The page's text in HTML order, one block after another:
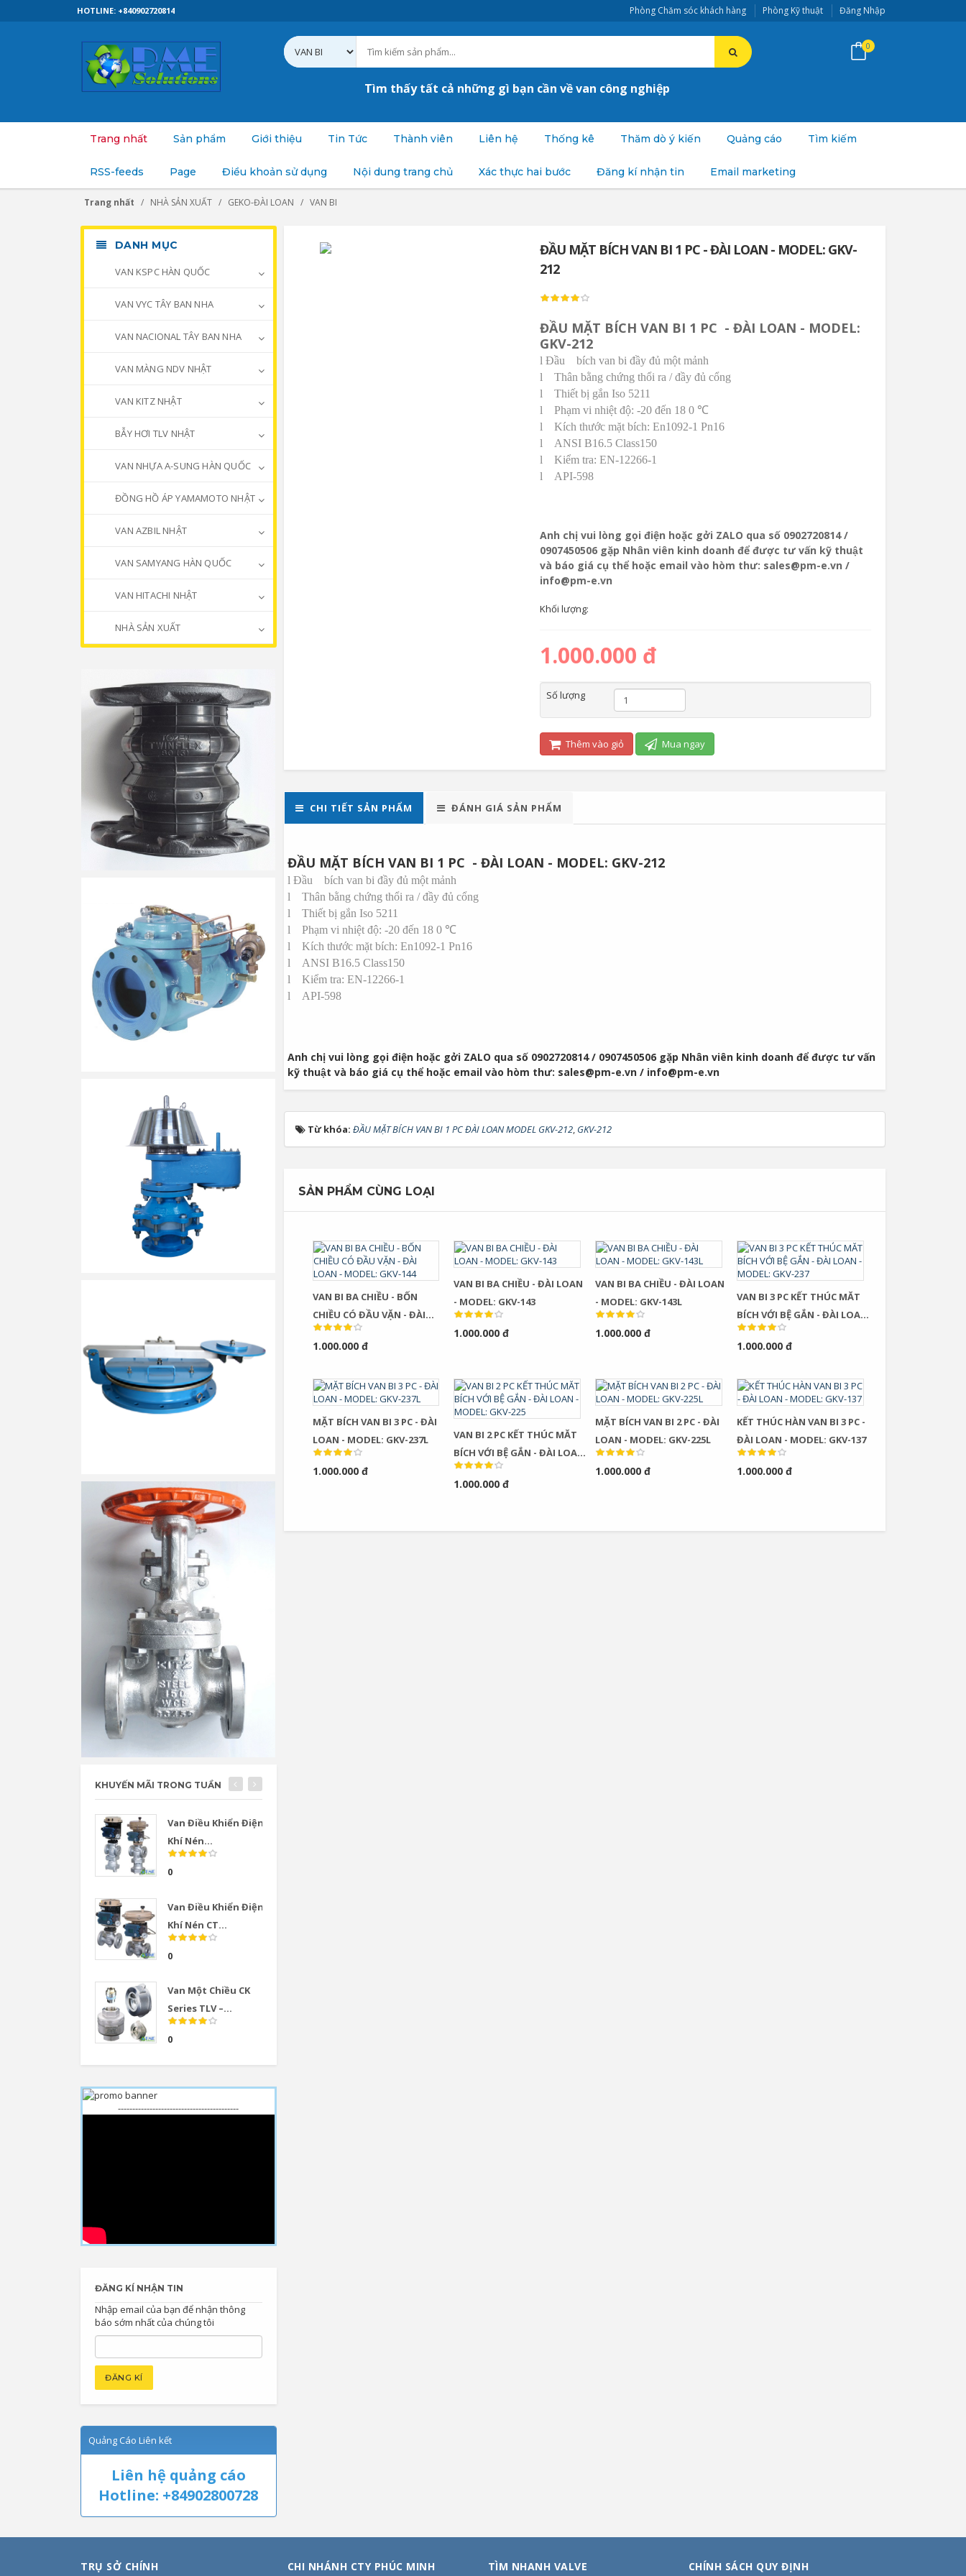
Phòng Chăm sóc khách hàng Phòng Kỹ thuật Đăng Nhập
HOTLINE: +840902720814
Tìm thấy tất cả những gì bạn cần về van công nghiệp
0
Trang nhất Sản phẩm Giới thiệu Tin Tức Thành viên Liên hệ Thống kê Thăm dò ý kiến Quảng cáo Tìm kiếm
RSS-feeds Page Điều khoản sử dụng Nội dung trang chủ Xác thực hai bước Đăng kí nhận tin Email marketing
Trang nhất NHÀ SẢN XUẤT GEKO-ĐÀI LOAN VAN BI
ĐẦU MẶT BÍCH VAN BI 1 PC - ĐÀI LOAN - MODEL: GKV-
212
ĐẦU MẶT BÍCH VAN BI 1 PC - ĐÀI LOAN - MODEL:
GKV-212
l Đầu
bích van bi đầy đủ một mảnh
l
Thân bằng chứng thổi ra / đầy đủ cổng
l
Thiết bị gắn Iso 5211
l
Phạm vi nhiệt độ: -20 đến 18 0 ℃
l
Kích thước mặt bích: En1092-1 Pn16
l
ANSI B16.5 Class150
l
Kiểm tra: EN-12266-1
l
API-598
Anh chị vui lòng gọi điện hoặc gởi ZALO qua số 0902720814 /
0907450506 gặp Nhân viên kinh doanh để được tư vấn kỹ thuật
và báo giá cụ thể hoặc email vào hòm thư: sales@pm-e.vn /
info@pm-e.vn
Khối lượng:
1.000.000 đ
Số lượng
Thêm vào giỏ Mua ngay
CHI TIẾT SẢN PHẨM ĐÁNH GIÁ SẢN PHẨM
ĐẦU MẶT BÍCH VAN BI 1 PC - ĐÀI LOAN - MODEL: GKV-212
l Đầu
bích van bi đầy đủ một mảnh
l
Thân bằng chứng thổi ra / đầy đủ cổng
l
Thiết bị gắn Iso 5211
l
Phạm vi nhiệt độ: -20 đến 18 0 ℃
l
Kích thước mặt bích: En1092-1 Pn16
l
ANSI B16.5 Class150
l
Kiểm tra: EN-12266-1
l
API-598
Anh chị vui lòng gọi điện hoặc gởi ZALO qua số 0902720814 / 0907450506 gặp Nhân viên kinh doanh để được tư vấn
kỹ thuật và báo giá cụ thể hoặc email vào hòm thư: sales@pm-e.vn / info@pm-e.vn
Từ khóa: ĐẦU MẶT BÍCH VAN BI 1 PC ĐÀI LOAN MODEL GKV-212, GKV-212
SẢN PHẨM CÙNG LOẠI
VAN BI BA CHIỀU - BỐN
CHIỀU CÓ ĐẦU VẶN - ĐÀI
LOAN - MODEL: GKV-144
1.000.000 đ
VAN BI BA CHIỀU - ĐÀI LOAN
- MODEL: GKV-143
1.000.000 đ
VAN BI BA CHIỀU - ĐÀI LOAN
- MODEL: GKV-143L
1.000.000 đ
VAN BI 3 PC KẾT THÚC MĂT
BÍCH VỚI BỆ GẮN - ĐÀI LOAN
- MODEL: GKV-237
1.000.000 đ
MẶT BÍCH VAN BI 3 PC - ĐÀI
LOAN - MODEL: GKV-237L
1.000.000 đ
VAN BI 2 PC KẾT THÚC MĂT
BÍCH VỚI BỆ GẮN - ĐÀI LOAN
- MODEL: GKV-225
1.000.000 đ
MẶT BÍCH VAN BI 2 PC - ĐÀI
LOAN - MODEL: GKV-225L
1.000.000 đ
KẾT THÚC HÀN VAN BI 3 PC -
ĐÀI LOAN - MODEL: GKV-137
1.000.000 đ
DANH MỤC
VAN KSPC HÀN QUỐC
VAN VYC TÂY BAN NHA
VAN NACIONAL TÂY BAN NHA
VAN MÀNG NDV NHẬT
VAN KITZ NHẬT
BẪY HƠI TLV NHẬT
VAN NHỰA A-SUNG HÀN QUỐC
ĐỒNG HỒ ÁP YAMAMOTO NHẬT
VAN AZBIL NHẬT
VAN SAMYANG HÀN QUỐC
VAN HITACHI NHẬT
NHÀ SẢN XUẤT
KHUYẾN MÃI TRONG TUẦN
Van Điều Khiển Điện
Khí Nén...
0
Van Điều Khiển Điện
Khí Nén CT...
0
Van Một Chiều CK
Series TLV –...
0
------------------------------------------
ĐĂNG KÍ NHẬN TIN
Nhập email của bạn để nhận thông
báo sớm nhất của chúng tôi
Quảng Cáo Liên kết
Liên hệ quảng cáo
Hotline: +84902800728
TRỤ SỞ CHÍNH CHI NHÁNH CTY PHÚC MINH TÌM NHANH VALVE CHÍNH SÁCH QUY ĐỊNH